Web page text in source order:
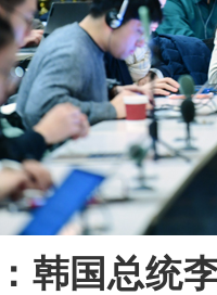
韩国总统